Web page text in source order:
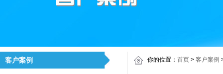
客户案例 你的位置： 首页 > 客户案例